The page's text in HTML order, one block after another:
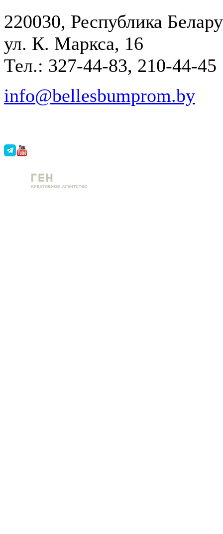
220030, Республика
ул. К. Маркса, 16
Тел.: 327-44-83, 210-44-45
info@bellesbumprom.by